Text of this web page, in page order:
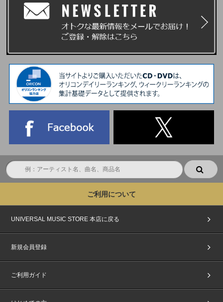
ご利用について
UNIVERSAL MUSIC STORE 本店に戻る
新規会員登録
ご利用ガイド